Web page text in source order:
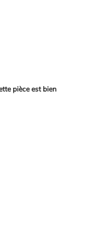
pièce est bien